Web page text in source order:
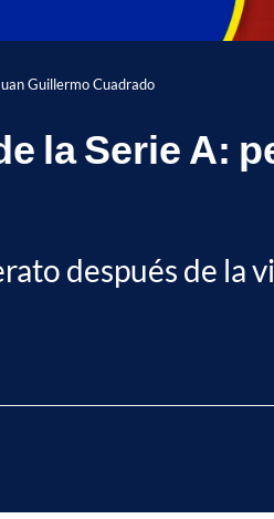
Guillermo Cuadrado
la Serie A:
después de la